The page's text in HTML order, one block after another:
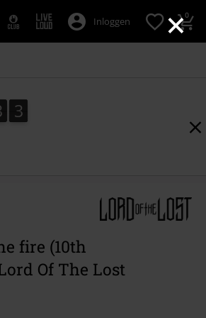
×
Inloggen 0
1
2
1
3
2
fire (10th
Of The Lost